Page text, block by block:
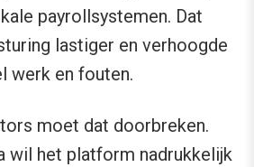
payrollsystemen. Dat
lastiger en verhoogde
werk en fouten.
moet dat doorbreken.
wil het platform nadrukkelijk